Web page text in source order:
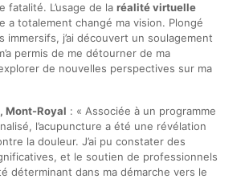
fatalité. L’usage de la réalité virtuelle
a totalement changé ma vision. Plongé
immersifs, j’ai découvert un soulagement
permis de me détourner de ma
de nouvelles perspectives sur ma
Mont-Royal : « Associée à un programme
l’acupuncture a été une révélation
la douleur. J’ai pu constater des
et le soutien de professionnels
déterminant dans ma démarche vers le